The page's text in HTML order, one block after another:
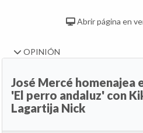
Abrir página en
OPINIÓN
José Mercé homenajea
'El perro andaluz' con
Lagartija Nick